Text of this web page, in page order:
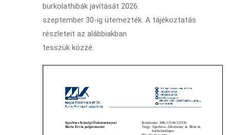
burkolathibák javítását 2026.
szeptember 30-ig ütemezték. A tájékoztatás
részleteit az alábbiakban
tesszük közzé.